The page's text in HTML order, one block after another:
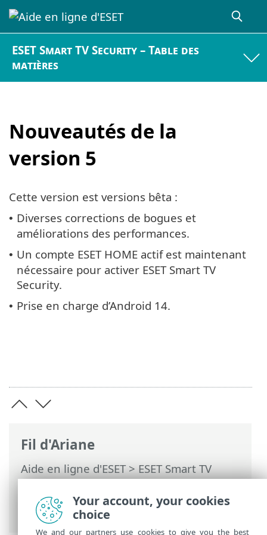
ESET Smart TV Security – Table des
matières
Nouveautés de la
version 5
Fil d'Ariane
Aide en ligne d'ESET>ESET Smart TV
Security>ESET Smart TV Security
Introduction> Nouveautés de la version
Cette version est versions bêta :
• Diverses corrections de bogues et
améliorations des performances.
• Un compte ESET HOME actif est maintenant
nécessaire pour activer ESET Smart TV
Security.
• Prise en charge d’Android 14.
Your account, your cookies
choice
We and our partners use cookies to give you the best